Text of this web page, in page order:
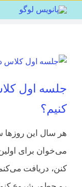
to
جلسه اول
کنیم؟
هر سال این‌
می‌خوان برای
کنن، دریافت